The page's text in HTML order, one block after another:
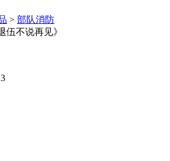
> 部队消防
伍不说再见》